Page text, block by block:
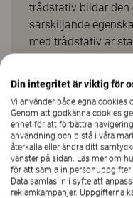
trådstativ bildar den
särskiljande
med trådstativ är
trästativ i
ask samt
CbM* pulverlack.
rödorange, vinröd,
svart, vit
Kundprojekt
Din integritet är viktig för
Vi använder både egna
Genom att godkänna cookies
enhet för att förbättra
användning och bistå i våra
återkalla eller ändra ditt
vänster på sidan. Läs mer om
för att samla in
Data samlas in i syfte att
reklamkampanjer. Uppgifterna